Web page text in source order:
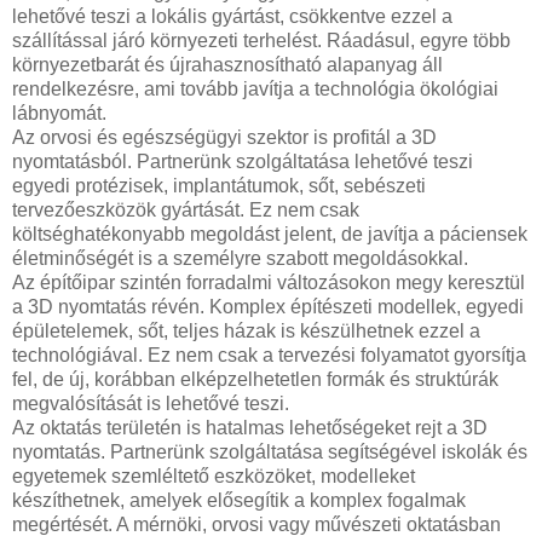
lehetővé teszi a lokális gyártást, csökkentve ezzel a
szállítással járó környezeti terhelést. Ráadásul, egyre több
környezetbarát és újrahasznosítható alapanyag áll
rendelkezésre, ami tovább javítja a technológia ökológiai
lábnyomát.
Az orvosi és egészségügyi szektor is profitál a 3D
nyomtatásból. Partnerünk szolgáltatása lehetővé teszi
egyedi protézisek, implantátumok, sőt, sebészeti
tervezőeszközök gyártását. Ez nem csak
költséghatékonyabb megoldást jelent, de javítja a páciensek
életminőségét is a személyre szabott megoldásokkal.
Az építőipar szintén forradalmi változásokon megy keresztül
a 3D nyomtatás révén. Komplex építészeti modellek, egyedi
épületelemek, sőt, teljes házak is készülhetnek ezzel a
technológiával. Ez nem csak a tervezési folyamatot gyorsítja
fel, de új, korábban elképzelhetetlen formák és struktúrák
megvalósítását is lehetővé teszi.
Az oktatás területén is hatalmas lehetőségeket rejt a 3D
nyomtatás. Partnerünk szolgáltatása segítségével iskolák és
egyetemek szemléltető eszközöket, modelleket
készíthetnek, amelyek elősegítik a komplex fogalmak
megértését. A mérnöki, orvosi vagy művészeti oktatásban